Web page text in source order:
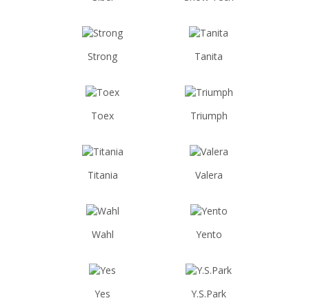
Strong Tanita
Toex Triumph
Titania Valera
Wahl Yento
Yes Y.S.Park